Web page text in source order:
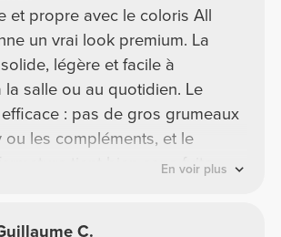
et propre avec le coloris All
un vrai look premium. La
légère et facile à
la salle ou au quotidien. Le
: pas de gros grumeaux
ou les compléments, et le
tient bien sans fuite.
En voir plus
C.